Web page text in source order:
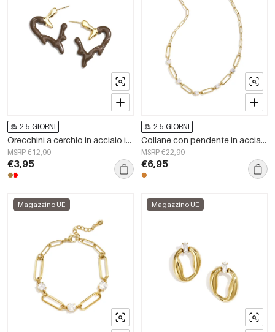
2-5 GIORNI
Orecchini a cerchio in acciaio inossidabile a forma di cuore, semplici, della serie Daily Simple, gioielli da donna.
MSRP €12,99
€3,95
2-5 GIORNI
Collane con pendente in acciaio inossidabile, modello Circle Simple, serie Daily Simple, gioielli da donna
MSRP €22,99
€6,95
Magazzino UE Magazzino UE